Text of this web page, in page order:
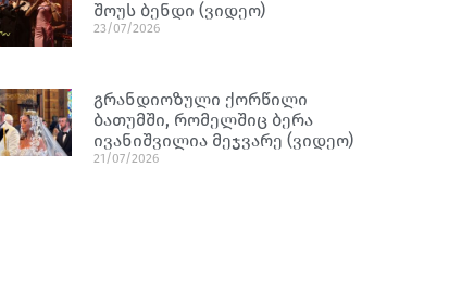
შოუს ბენდი (ვიდეო)
23/07/2026
გრანდიოზული ქორწილი
ბათუმში, რომელშიც ბერა
ივანიშვილია მეჯვარე (ვიდეო)
21/07/2026